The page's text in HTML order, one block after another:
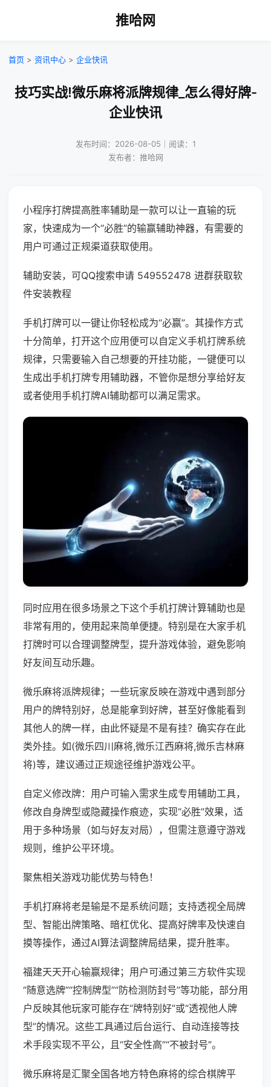
推哈网
首页 > 资讯中心 > 企业快讯
技巧实战!微乐麻将派牌规律_怎么得好牌-
企业快讯
发布时间：2026-08-05｜阅读：1
发布者：推哈网
小程序打牌提高胜率辅助是一款可以让一直输的玩
家，快速成为一个“必胜”的输赢辅助神器，有需要的
用户可通过正规渠道获取使用。
辅助安装，可QQ搜索申请 549552478 进群获取软
件安装教程
手机打牌可以一键让你轻松成为“必赢”。其操作方式
十分简单，打开这个应用便可以自定义手机打牌系统
规律，只需要输入自己想要的开挂功能，一键便可以
生成出手机打牌专用辅助器，不管你是想分享给好友
或者使用手机打牌AI辅助都可以满足需求。
同时应用在很多场景之下这个手机打牌计算辅助也是
非常有用的，使用起来简单便捷。特别是在大家手机
打牌时可以合理调整牌型，提升游戏体验，避免影响
好友间互动乐趣。
微乐麻将派牌规律；一些玩家反映在游戏中遇到部分
用户的牌特别好，总是能拿到好牌，甚至好像能看到
其他人的牌一样，由此怀疑是不是有挂？确实存在此
类外挂。如(微乐四川麻将,微乐江西麻将,微乐吉林麻
将)等，建议通过正规途径维护游戏公平。
自定义修改牌：用户可输入需求生成专用辅助工具，
修改自身牌型或隐藏操作痕迹，实现“必胜”效果，适
用于多种场景（如与好友对局），但需注意遵守游戏
规则，维护公平环境。
聚焦相关游戏功能优势与特色！
手机打麻将老是输是不是系统问题；支持透视全局牌
型、智能出牌策略、暗杠优化、提高好牌率及快速自
摸等操作，通过AI算法调整牌局结果，提升胜率。
福建天天开心输赢规律；用户可通过第三方软件实现
“随意选牌”“控制牌型”“防检测防封号”等功能，部分用
户反映其他玩家可能存在“牌特别好”或“透视他人牌
型”的情况。这些工具通过后台运行、自动连接等技
术手段实现不平公，且“安全性高”“不被封号”。
微乐麻将是汇聚全国各地方特色麻将的综合棋牌平